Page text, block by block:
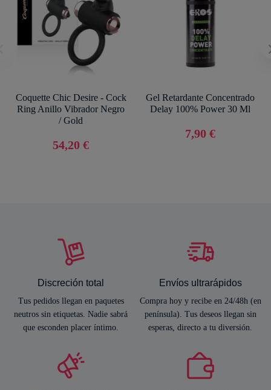
Coquette Chic Desire - Cock
Ring Anillo Vibrador Negro
/ Gold
54,20 €
Gel Retardante Concentrado
Delay 100% Power 30 Ml
7,90 €
Discreción total
Tus pedidos llegan en paquetes
neutros sin etiquetas. Nadie sabrá
que esconden placer íntimo.
Envíos ultrarápidos
Compra hoy y recibe en 24/48h (en
península). Tus deseos llegan sin
esperas, directo a tu diversión.